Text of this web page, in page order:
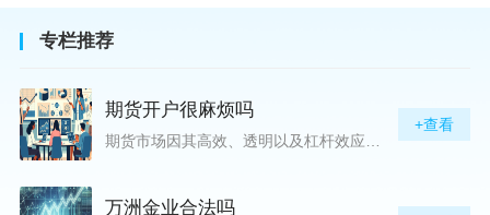
专栏推荐
期货开户很麻烦吗
+查看
万洲金业合法吗